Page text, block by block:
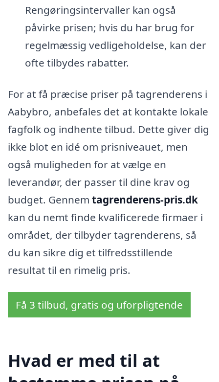
Rengøringsintervaller kan også
påvirke prisen; hvis du har brug for
regelmæssig vedligeholdelse, kan der
ofte tilbydes rabatter.
For at få præcise priser på tagrenderens i
Aabybro, anbefales det at kontakte lokale
fagfolk og indhente tilbud. Dette giver dig
ikke blot en idé om prisniveauet, men
også muligheden for at vælge en
leverandør, der passer til dine krav og
budget. Gennem tagrenderens-pris.dk
kan du nemt finde kvalificerede firmaer i
området, der tilbyder tagrenderens, så
du kan sikre dig et tilfredsstillende
resultat til en rimelig pris.
Få 3 tilbud, gratis og uforpligtende
Hvad er med til at